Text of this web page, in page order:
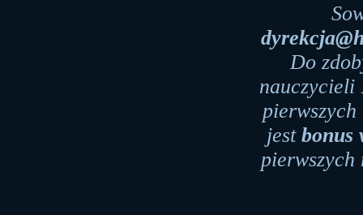
Do
nauczycieli
jest bonus